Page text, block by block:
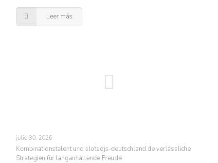
Leer más
julio 30, 2026
Kombinationstalent und slotsdjs-deutschland.de verlässliche
Strategien für langanhaltende Freude